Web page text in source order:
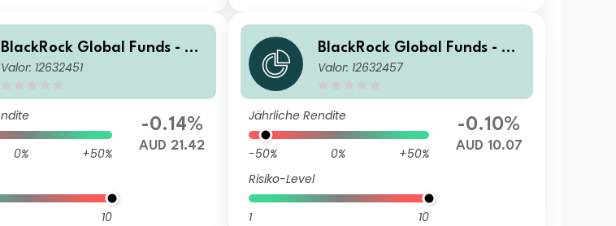
BlackRock Global Funds - US
Dollar High Yield Bond Fund
Valor: 12632451
0%
+50%
10
-0.14%
AUD 21.42
BlackRock Global Funds - US
Dollar High Yield Bond Fund
Valor: 12632457
Jährliche Rendite
-50% 0%
+50%
Risiko-Level
1 10
-0.10%
AUD 10.07